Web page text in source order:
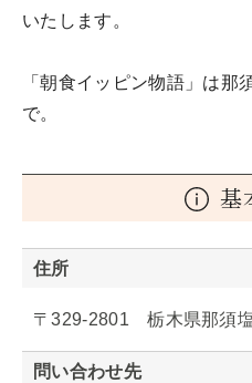
いたします。
「朝食イッピン物語」は那
で。
基
住所
〒329-2801 栃木県那須
問い合わせ先